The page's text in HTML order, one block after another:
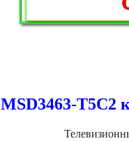
MSD3463-T5C2